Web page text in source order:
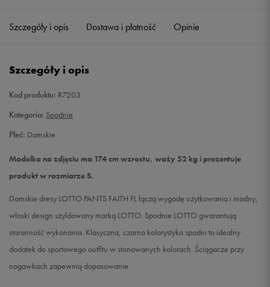
S Powiadom o dostępności
Szczegóły i opis Dostawa i płatność Opinie
Szczegóły i opis
Kod produktu: R7203
Kategoria: Spodnie
Płeć: Damskie
Modelka na zdjęciu ma 174 cm wzrostu, waży 52 kg i prezentuje
produkt w rozmiarze S.
Damskie dresy LOTTO PANTS FAITH FL łączą wygodę użytkowania i modny,
włoski design szyldowany marką LOTTO. Spodnie LOTTO gwarantują
staranność wykonania. Klasyczna, czarna kolorystyka spodni to idealny
dodatek do sportowego outfitu w stonowanych kolorach. Ściągacze przy
nogawkach zapewnią dopasowanie.